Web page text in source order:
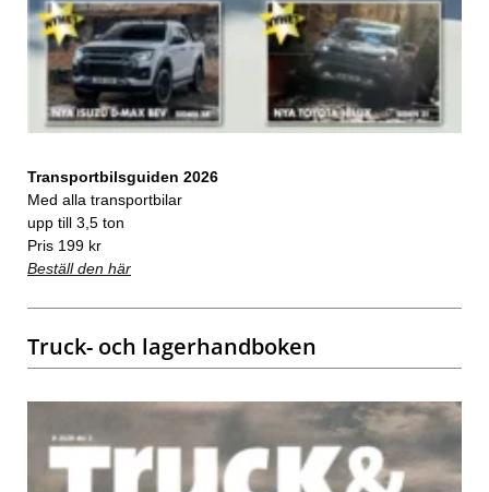
Transportbilsguiden 2026
Med alla transportbilar
upp till 3,5 ton
Pris 199 kr
Beställ den här
Truck- och lagerhandboken